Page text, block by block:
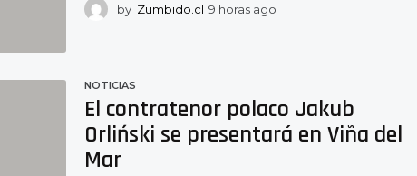
by Zumbido.cl 9 horas ago
a
g
NOTICIAS
El contratenor polaco Jakub
Orliński se presentará en Viña del
Mar